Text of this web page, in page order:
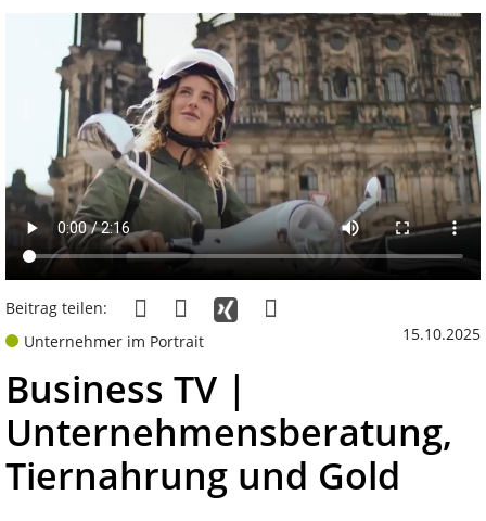
Beitrag teilen:
Unternehmer im Portrait
15.10.2025
Business TV |
Unternehmensberatung,
Tiernahrung und Gold